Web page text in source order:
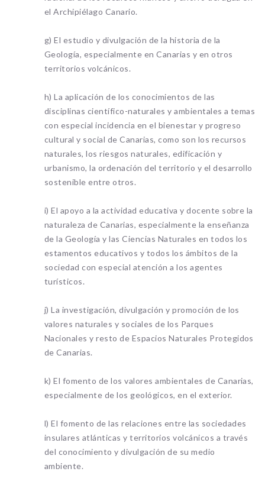
el Archipiélago Canario.
g) El estudio y divulgación de la historia de la
Geología, especialmente en Canarias y en otros
territorios volcánicos.
h) La aplicación de los conocimientos de las
disciplinas científico-naturales y ambientales a temas
con especial incidencia en el bienestar y progreso
cultural y social de Canarias, como son los recursos
naturales, los riesgos naturales, edificación y
urbanismo, la ordenación del territorio y el desarrollo
sostenible entre otros.
i) El apoyo a la actividad educativa y docente sobre la
naturaleza de Canarias, especialmente la enseñanza
de la Geología y las Ciencias Naturales en todos los
estamentos educativos y todos los ámbitos de la
sociedad con especial atención a los agentes
turísticos.
j) La investigación, divulgación y promoción de los
valores naturales y sociales de los Parques
Nacionales y resto de Espacios Naturales Protegidos
de Canarias.
k) El fomento de los valores ambientales de Canarias,
especialmente de los geológicos, en el exterior.
l) El fomento de las relaciones entre las sociedades
insulares atlánticas y territorios volcánicos a través
del conocimiento y divulgación de su medio
ambiente.